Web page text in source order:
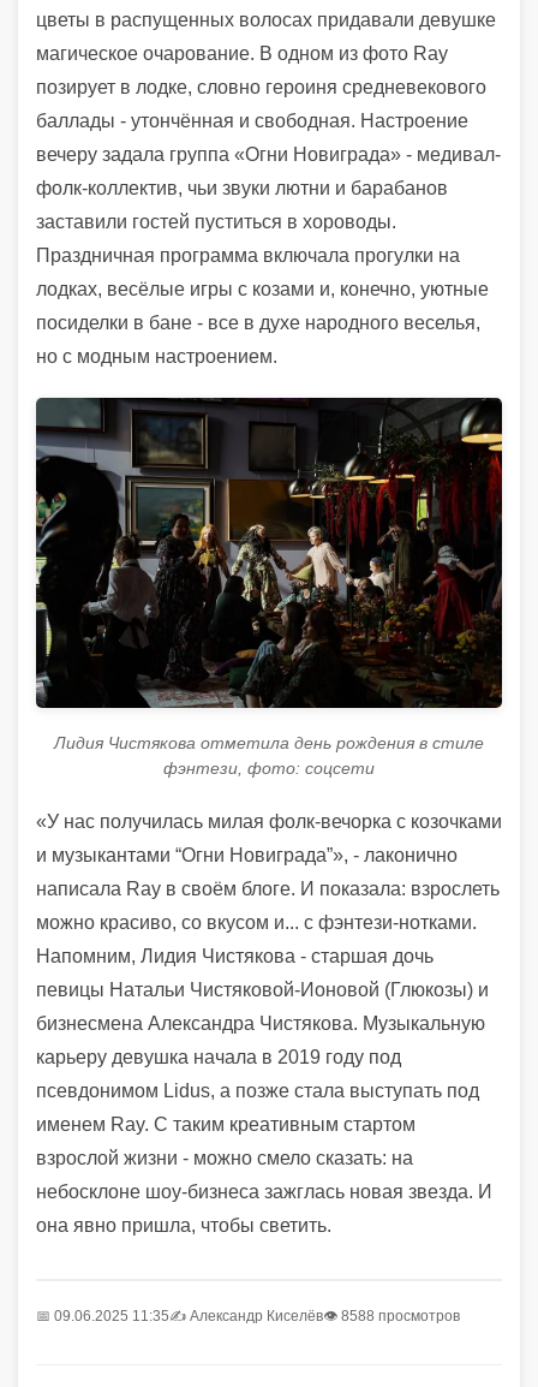
цветы в распущенных волосах придавали девушке
магическое очарование. В одном из фото Ray
позирует в лодке, словно героиня средневекового
баллады - утончённая и свободная. Настроение
вечеру задала группа «Огни Новиграда» - медивал-
фолк-коллектив, чьи звуки лютни и барабанов
заставили гостей пуститься в хороводы.
Праздничная программа включала прогулки на
лодках, весёлые игры с козами и, конечно, уютные
посиделки в бане - все в духе народного веселья,
но с модным настроением.
Лидия Чистякова отметила день рождения в стиле
фэнтези, фото: соцсети
«У нас получилась милая фолк-вечорка с козочками
и музыкантами “Огни Новиграда”», - лаконично
написала Ray в своём блоге. И показала: взрослеть
можно красиво, со вкусом и... с фэнтези-нотками.
Напомним, Лидия Чистякова - старшая дочь
певицы Натальи Чистяковой-Ионовой (Глюкозы) и
бизнесмена Александра Чистякова. Музыкальную
карьеру девушка начала в 2019 году под
псевдонимом Lidus, а позже стала выступать под
именем Ray. С таким креативным стартом
взрослой жизни - можно смело сказать: на
небосклоне шоу-бизнеса зажглась новая звезда. И
она явно пришла, чтобы светить.
📅 09.06.2025 11:35✍️ Александр Киселёв👁 8588 просмотров